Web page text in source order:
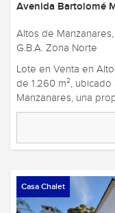
Avenida Bartolomé
Altos de Manzanares,
G.B.A. Zona Norte
Lote en Venta en
de 1.260 m²,
Manzanares, una
Casa Chalet